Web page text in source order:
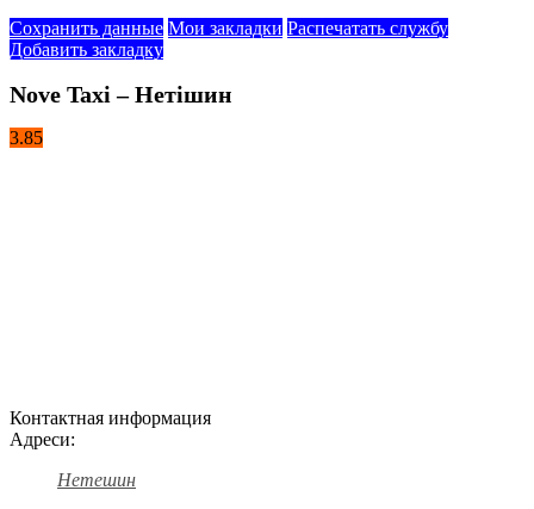
Сохранить данные Мои закладки Распечатать службу
Добавить закладку
Nove Taxi – Нетішин
3.85
Контактная информация
Адреси:
Нетешин